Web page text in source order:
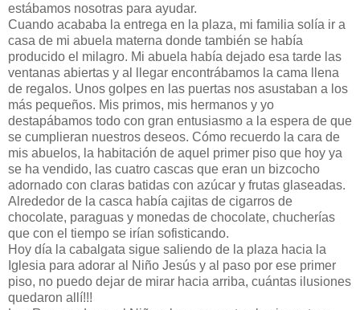
estábamos nosotras para ayudar.
Cuando acababa la entrega en la plaza, mi familia solía ir a
casa de mi abuela materna donde también se había
producido el milagro. Mi abuela había dejado esa tarde las
ventanas abiertas y al llegar encontrábamos la cama llena
de regalos. Unos golpes en las puertas nos asustaban a los
más pequeños. Mis primos, mis hermanos y yo
destapábamos todo con gran entusiasmo a la espera de que
se cumplieran nuestros deseos. Cómo recuerdo la cara de
mis abuelos, la habitación de aquel primer piso que hoy ya
se ha vendido, las cuatro cascas que eran un bizcocho
adornado con claras batidas con azúcar y frutas glaseadas.
Alrededor de la casca había cajitas de cigarros de
chocolate, paraguas y monedas de chocolate, chucherías
que con el tiempo se irían sofisticando.
Hoy día la cabalgata sigue saliendo de la plaza hacia la
Iglesia para adorar al Niño Jesús y al paso por ese primer
piso, no puedo dejar de mirar hacia arriba, cuántas ilusiones
quedaron allí!!!